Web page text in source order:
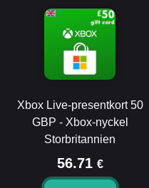
Xbox Live-presentkort 50
GBP - Xbox-nyckel
Storbritannien
56.71 €